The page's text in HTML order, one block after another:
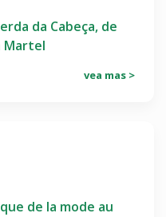
da Cabeça, de
Martel
vea mas >
de la mode au